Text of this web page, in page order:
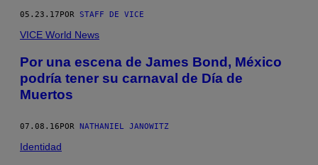
05.23.17 POR STAFF DE VICE
VICE World News
Por una escena de James Bond, México
podría tener su carnaval de Día de
Muertos
07.08.16POR NATHANIEL JANOWITZ
Identidad